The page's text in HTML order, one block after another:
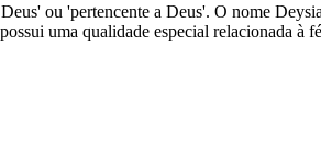
ou 'pertencente a Deus'. O nome
uma qualidade especial relacionada à